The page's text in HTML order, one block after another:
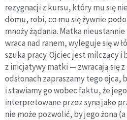
rezygnacji z kursu, który mu się
domu, robi, co mu się żywnie
mnoży żądania. Matka
wraca nad ranem, wyleguje się w
szuka pracy. Ojciec jest milczący i
z inicjatywy matki — zwracają się
odsłonach zapraszamy tego ojca,
i stawiamy go wo­bec faktu, że
interpreto­wane przez syna jako
nie może pozwolić, by jego żona